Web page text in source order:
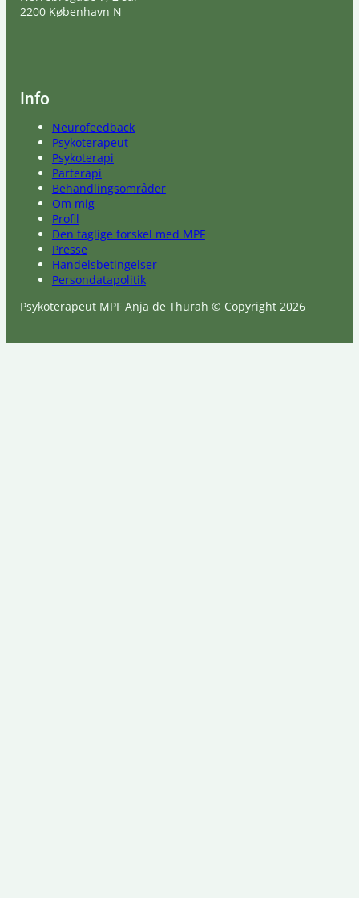
2200 København N
Info
Neurofeedback
Psykoterapeut
Psykoterapi
Parterapi
Behandlingsområder
Om mig
Profil
Den faglige forskel med MPF
Presse
Handelsbetingelser
Persondatapolitik
Psykoterapeut MPF Anja de Thurah © Copyright 2026